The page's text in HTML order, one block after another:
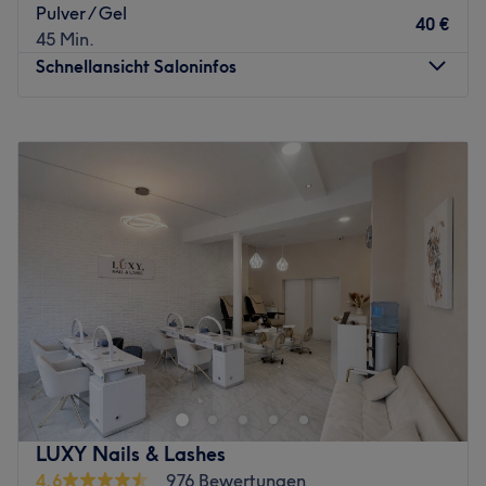
mit individuellen Designs. Hier wird Deutsch, Englisch und
Vietnamesisch gesprochen.
Haustiere erlaubt, kinderfreundlich, barrierefrei.
Zurück zur Salonansicht
Pulver / Gel
45 Min.
40 €
Schnellansicht Saloninfos
10:00–
Samstag
Sonntag
Geschlossen
Bei Homie Nails in Frankfurt am Main dreht sich alles um
gepflegte Nägel, ausdrucksstarke Wimpern und kleine
Beauty-Auszeiten vom Alltag. Ob klassische Mani- und
Pediküre, kreative Nagelmodellage und individuelles
Nageldesign oder professionelles Wimpernstyling – hier
werden deine Wünsche mit Präzision, hochwertigen
LUXY Nails & Lashes
4,6
976 Bewertungen